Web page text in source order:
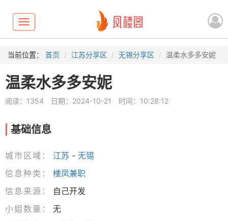
Toggle
navigation
当前位置： 首页 江苏分享区 无锡分享区 温柔水多多安妮
温柔水多多安妮
阅读：1354 日期：2024-10-21 时间：10:28:12
基础信息
城市区域： 江苏 - 无锡
信息种类：
楼凤兼职
信息来源：
自己开发
小姐数量：
无